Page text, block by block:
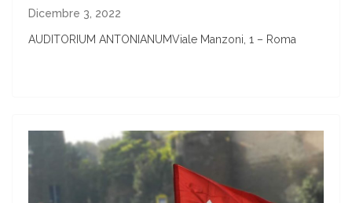
Dicembre 3, 2022
AUDITORIUM ANTONIANUMViale Manzoni, 1 – Roma